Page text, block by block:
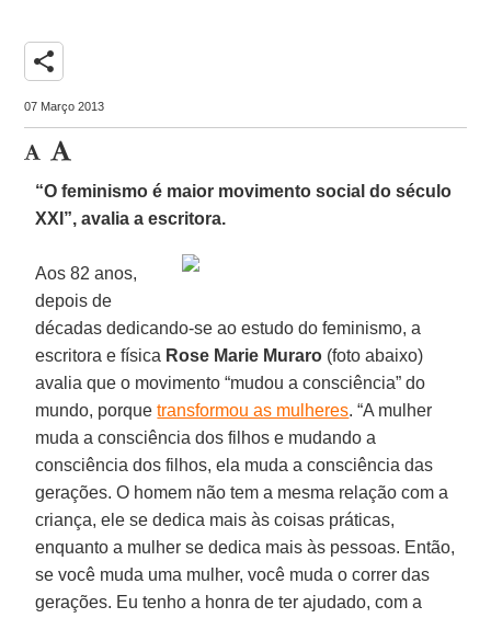
share
07 Março 2013
“O feminismo é maior movimento social do século
XXI”, avalia a escritora.
Aos 82 anos,
depois de
décadas dedicando-se ao estudo do feminismo, a
escritora e física Rose Marie Muraro (foto abaixo)
avalia que o movimento “mudou a consciência” do
mundo, porquetransformou as mulheres. “A mulher
muda a consciência dos filhos e mudando a
consciência dos filhos, ela muda a consciência das
gerações. O homem não tem a mesma relação com a
criança, ele se dedica mais às coisas práticas,
enquanto a mulher se dedica mais às pessoas. Então,
se você muda uma mulher, você muda o correr das
gerações. Eu tenho a honra de ter ajudado, com a